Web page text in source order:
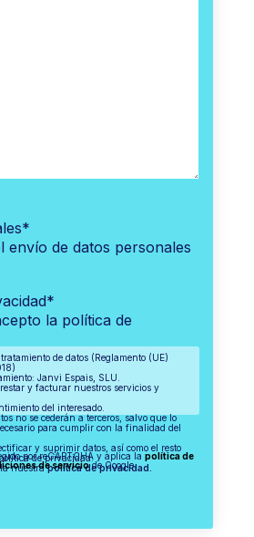
*
envío de datos personales
*
la política de
de datos (Reglamento (UE)
Janvi Espais, SLU.
y facturar nuestros servicios y
del interesado.
no se cederán a terceros, salvo que lo
para cumplir con la finalidad del
y suprimir datos, así como el resto
de privacidad.
nuestrapolítica de privacidad.
por reCAPTCHA y aplica la política de
de serviciode Google.